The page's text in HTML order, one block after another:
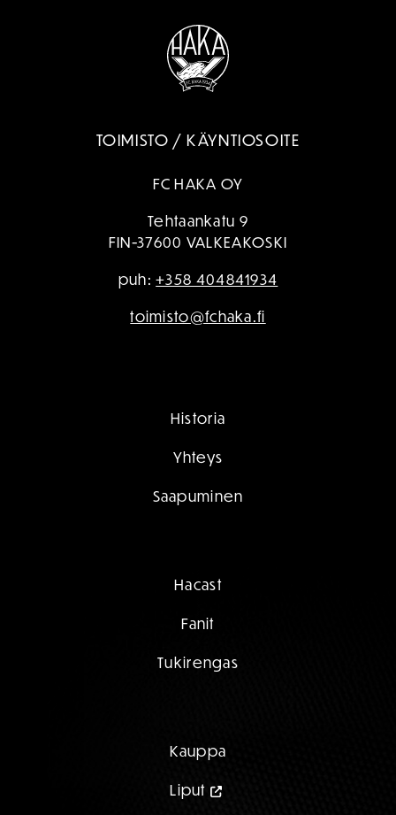
TOIMISTO / KÄYNTIOSOITE
FC HAKA OY
Tehtaankatu 9
FIN-37600 VALKEAKOSKI
puh:+358 404841934
toimisto@fchaka.fi
Historia
Yhteys
Saapuminen
Hacast
Fanit
Tukirengas
Kauppa
Liput